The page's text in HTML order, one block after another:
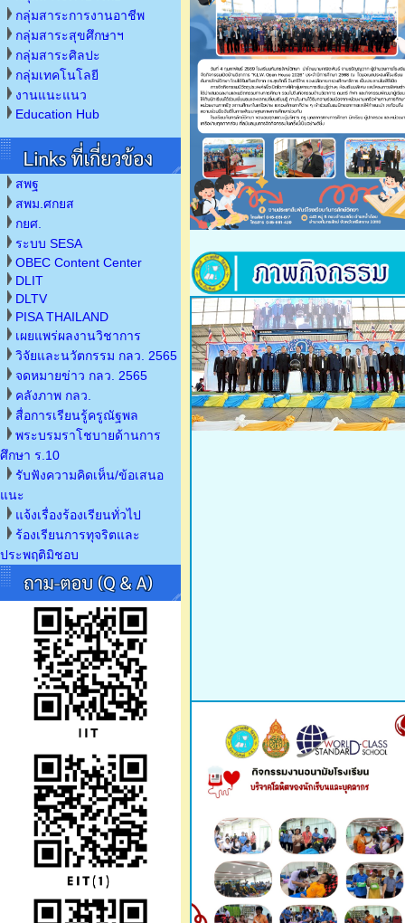
กลุ่มสาระการงานอาชีพ
กลุ่มสาระสุขศึกษาฯ
กลุ่มสาระศิลปะ
กลุ่มเทคโนโลยี
งานแนะแนว
Education Hub
สพฐ
สพม.ศกยส
กยศ.
ระบบ SESA
OBEC Content Center
DLIT
DLTV
PISA THAILAND
เผยแพร่ผลงานวิชาการ
วิจัยและนวัตกรรม กลว. 2565
จดหมายข่าว กลว. 2565
คลังภาพ กลว.
สื่อการเรียนรู้ครูณัฐพล
พระบรมราโชบายด้านการ
ศึกษา ร.10
รับฟังความคิดเห็น/ข้อเสนอ
แนะ
แจ้งเรื่องร้องเรียนทั่วไป
ร้องเรียนการทุจริตและ
ประพฤติมิชอบ